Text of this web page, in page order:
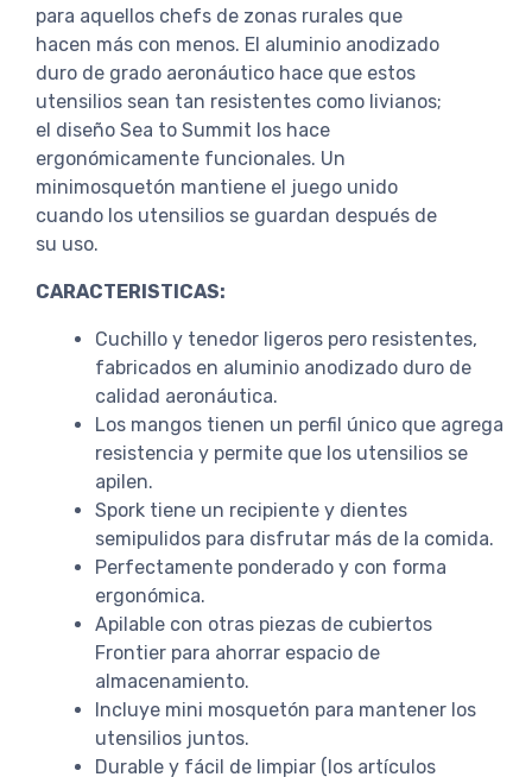
para aquellos chefs de zonas rurales que
hacen más con menos. El aluminio anodizado
duro de grado aeronáutico hace que estos
utensilios sean tan resistentes como livianos;
el diseño Sea to Summit los hace
ergonómicamente funcionales. Un
minimosquetón mantiene el juego unido
cuando los utensilios se guardan después de
su uso.
CARACTERISTICAS:
Cuchillo y tenedor ligeros pero resistentes,
fabricados en aluminio anodizado duro de
calidad aeronáutica.
Los mangos tienen un perfil único que agrega
resistencia y permite que los utensilios se
apilen.
Spork tiene un recipiente y dientes
semipulidos para disfrutar más de la comida.
Perfectamente ponderado y con forma
ergonómica.
Apilable con otras piezas de cubiertos
Frontier para ahorrar espacio de
almacenamiento.
Incluye mini mosquetón para mantener los
utensilios juntos.
Durable y fácil de limpiar (los artículos